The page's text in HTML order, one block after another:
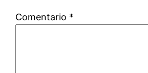
Comentario *